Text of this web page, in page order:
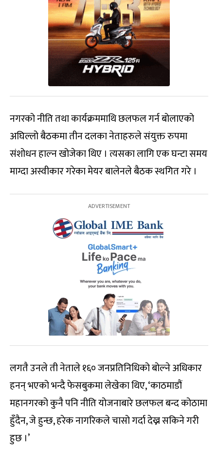
नगरको नीति तथा कार्यक्रममाथि छलफल गर्न बोलाएको
अघिल्लो बैठकमा तीन दलका नेताहरुले संयुक्त रुपमा
संशोधन हाल्न खोजेका थिए । त्यसका लागि एक घन्टा समय
माग्दा अस्वीकार गरेका मेयर बालेनले बैठक स्थगित गरे ।
लगतै उनले ती नेताले १६० जनप्रतिनिधिको बोल्ने अधिकार
हनन् भएको भन्दै फेसबुकमा लेखेका थिए, ‘काठमाडौं
महानगरको कुनै पनि नीति योजनाबारे छलफल बन्द कोठामा
हुँदैन, जे हुन्छ, हरेक नागरिकले चासो गर्दा देख्न सकिने गरी
हुछ ।’